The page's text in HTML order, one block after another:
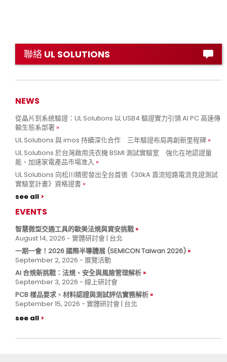
聯絡 UL SOLUTIONS
NEWS
從晶片到系統驗證：UL Solutions 以 USB4 驗證實力引領 AI PC 高速傳
輸生態系部署
UL Solutions 與 imos 持續深化合作 三年驗證布局再創新里程碑
UL Solutions 於台灣啟用洗衣機 BSMI 測試實驗室 強化在地認證量
能、加速家電產品市場准入
UL Solutions 向松川精密發出全台首張《30kA 直流短路電流見證測試
實驗室計畫》資格證書
see all
EVENTS
智慧微型交通工具的歐美法規與資安挑戰
August 14, 2026 - 實體研討會 | 台北
一期一會！2026 國際半導體展 (SEMICON Taiwan 2026)
September 2, 2026 - 展覽活動
AI 合規新挑戰：法規、安全與風險管理解析
September 3, 2026 - 線上研討會
PCB 樣品要求、材料認證與測試評估實務解析
September 15, 2026 - 實體研討會 | 台北
see all